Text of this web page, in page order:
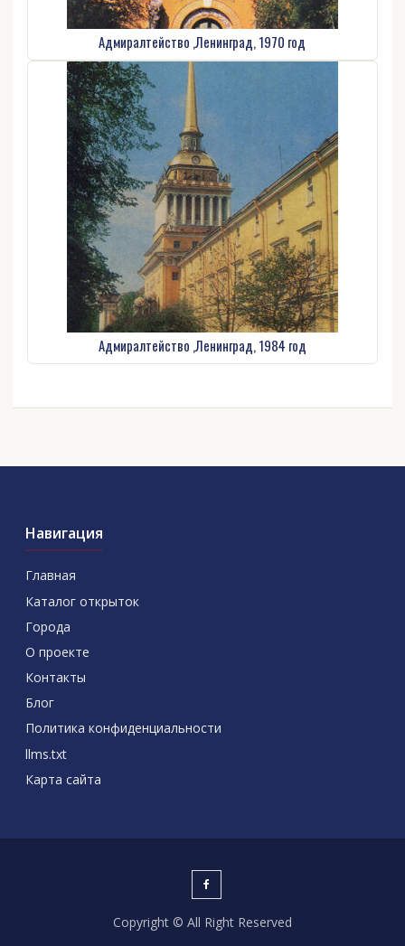
Адмиралтейство ,Ленинград, 1970 год
Адмиралтейство ,Ленинград, 1984 год
Навигация
Главная
Каталог открыток
Города
О проекте
Контакты
Блог
Политика конфиденциальности
llms.txt
Карта сайта
Copyright © All Right Reserved